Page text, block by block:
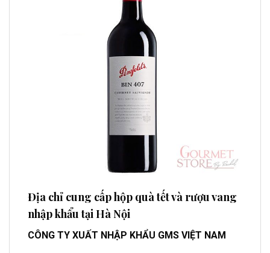
Địa chỉ cung cấp hộp quà tết và rượu vang
nhập khẩu tại Hà Nội
CÔNG TY XUẤT NHẬP KHẨU GMS VIỆT NAM